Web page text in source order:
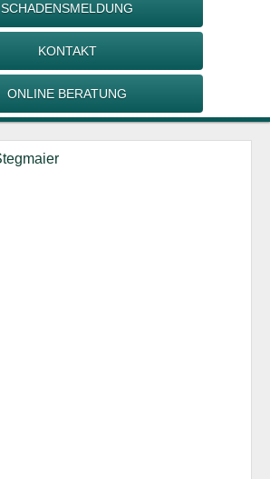
SCHADENSMELDUNG
KONTAKT
ONLINE BERATUNG